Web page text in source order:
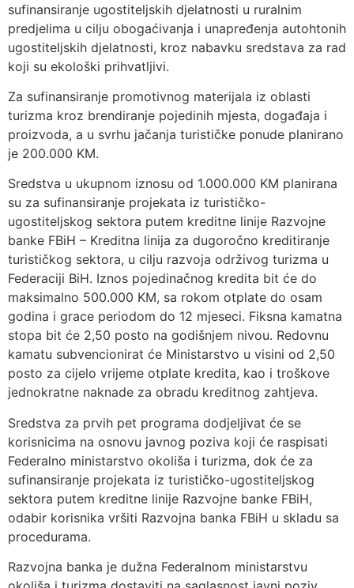
sufinansiranje ugostiteljskih djelatnosti u ruralnim
predjelima u cilju obogaćivanja i unapređenja autohtonih
ugostiteljskih djelatnosti, kroz nabavku sredstava za rad
koji su ekološki prihvatljivi.
Za sufinansiranje promotivnog materijala iz oblasti
turizma kroz brendiranje pojedinih mjesta, događaja i
proizvoda, a u svrhu jačanja turističke ponude planirano
je 200.000 KM.
Sredstva u ukupnom iznosu od 1.000.000 KM planirana
su za sufinansiranje projekata iz turističko-
ugostiteljskog sektora putem kreditne linije Razvojne
banke FBiH – Kreditna linija za dugoročno kreditiranje
turističkog sektora, u cilju razvoja održivog turizma u
Federaciji BiH. Iznos pojedinačnog kredita bit će do
maksimalno 500.000 KM, sa rokom otplate do osam
godina i grace periodom do 12 mjeseci. Fiksna kamatna
stopa bit će 2,50 posto na godišnjem nivou. Redovnu
kamatu subvencionirat će Ministarstvo u visini od 2,50
posto za cijelo vrijeme otplate kredita, kao i troškove
jednokratne naknade za obradu kreditnog zahtjeva.
Sredstva za prvih pet programa dodjeljivat će se
korisnicima na osnovu javnog poziva koji će raspisati
Federalno ministarstvo okoliša i turizma, dok će za
sufinansiranje projekata iz turističko-ugostiteljskog
sektora putem kreditne linije Razvojne banke FBiH,
odabir korisnika vršiti Razvojna banka FBiH u skladu sa
procedurama.
Razvojna banka je dužna Federalnom ministarstvu